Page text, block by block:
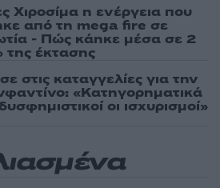
Χιροσίμα η ενέργεια που
από τη mega fire σε
- Πώς κάηκε μέσα σε 2
της έκτασης
στις καταγγελίες για την
«Κατηγορηματικά
οι ισχυρισμοί»